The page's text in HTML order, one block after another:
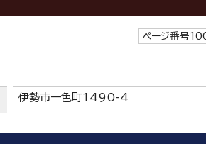
ページ番号
伊勢市一色町1490-4